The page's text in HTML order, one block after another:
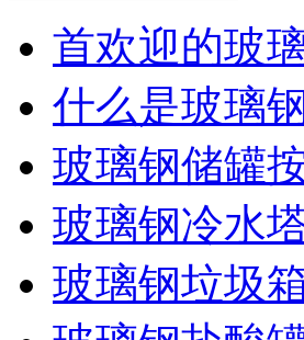
首欢迎的玻
什么是玻璃
玻璃钢储罐
玻璃钢冷水
玻璃钢垃圾